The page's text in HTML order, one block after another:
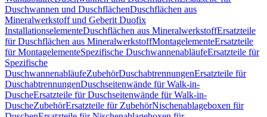
Duschwannen und DuschflächenDuschflächen aus
Mineralwerkstoff und Geberit Duofix
InstallationselementeDuschflächen aus MineralwerkstoffErsatzteile
für Duschflächen aus MineralwerkstoffMontagelementeErsatzteile
für MontagelementeSpezifische DuschwannenabläufeErsatzteile für
Spezifische
DuschwannenabläufeZubehörDuschabtrennungenErsatzteile für
DuschabtrennungenDuschseitenwände für Walk-in-
DuscheErsatzteile für Duschseitenwände für Walk-in-
DuscheZubehörErsatzteile für ZubehörNischenablageboxen für